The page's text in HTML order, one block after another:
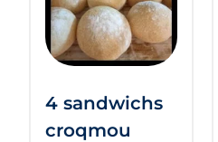
4 sandwichs
croqmou